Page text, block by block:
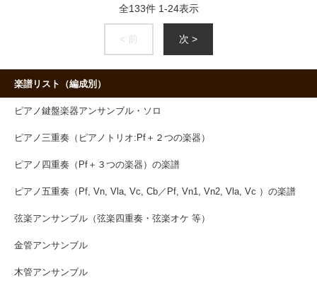
全133件 1-24表示
< 前 次 >
楽譜リスト（編成別）
ピアノ鍵盤楽器アンサンブル・ソロ
ピアノ三重奏（ピアノトリオ:Pf＋２つの楽器）
ピアノ四重奏（Pf＋３つの楽器）の楽譜
ピアノ五重奏（Pf, Vn, Vla, Vc, Cb／Pf, Vn1, Vn2, Vla, Vc ）の楽譜
弦楽アンサンブル（弦楽四重奏・弦楽オケ 等）
金管アンサンブル
木管アンサンブル